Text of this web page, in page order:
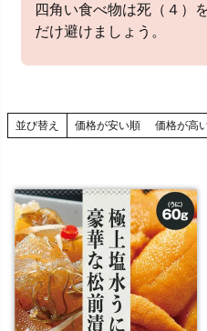
四角い食べ物は死（４）
だけ避けましょう。
並び替え 価格が安い順 価格が高